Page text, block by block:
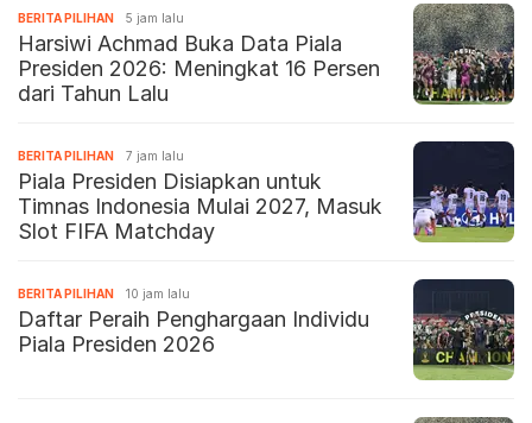
BERITA PILIHAN 5 jam lalu
Harsiwi Achmad Buka Data Piala
Presiden 2026: Meningkat 16 Persen
dari Tahun Lalu
BERITA PILIHAN 7 jam lalu
Piala Presiden Disiapkan untuk
Timnas Indonesia Mulai 2027, Masuk
Slot FIFA Matchday
BERITA PILIHAN 10 jam lalu
Daftar Peraih Penghargaan Individu
Piala Presiden 2026